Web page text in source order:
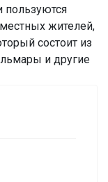
пользуются
жителей,
состоит из
и другие